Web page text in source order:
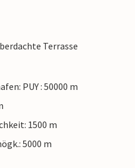
Terrasse
PUY : 50000 m
1500 m
5000 m